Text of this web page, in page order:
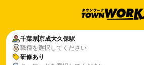
千葉県京成大久保駅
職種を選択してください
研修あり